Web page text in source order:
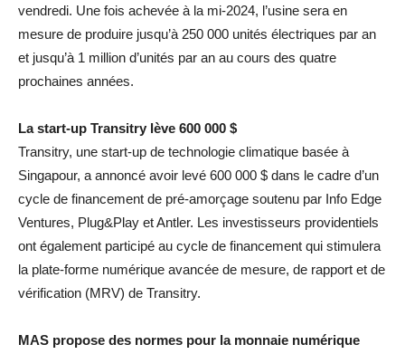
vendredi. Une fois achevée à la mi-2024, l’usine sera en
mesure de produire jusqu’à 250 000 unités électriques par an
et jusqu’à 1 million d’unités par an au cours des quatre
prochaines années.
La start-up Transitry lève 600 000 $
Transitry, une start-up de technologie climatique basée à
Singapour, a annoncé avoir levé 600 000 $ dans le cadre d’un
cycle de financement de pré-amorçage soutenu par Info Edge
Ventures, Plug&Play et Antler. Les investisseurs providentiels
ont également participé au cycle de financement qui stimulera
la plate-forme numérique avancée de mesure, de rapport et de
vérification (MRV) de Transitry.
MAS propose des normes pour la monnaie numérique